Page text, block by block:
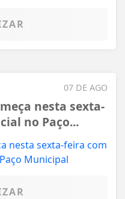
07 DE AGO
nesta sexta-
no Paço...